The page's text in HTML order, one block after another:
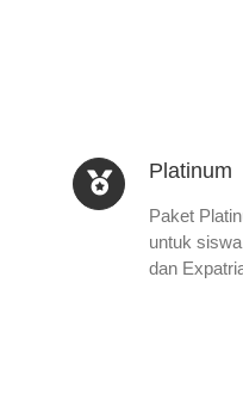
Platinum
Paket
untuk
dan